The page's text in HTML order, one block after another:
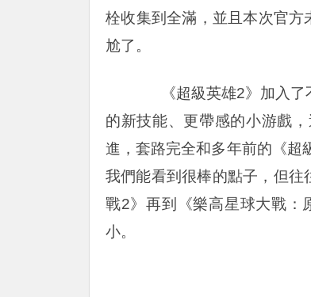
栓收集到全滿，並且本次官
尬了。
《超級英雄2》加入了
的新技能、更帶感的小游戲
進，套路完全和多年前的《超
我們能看到很棒的點子，但
戰2》再到《樂高星球大戰：
小。